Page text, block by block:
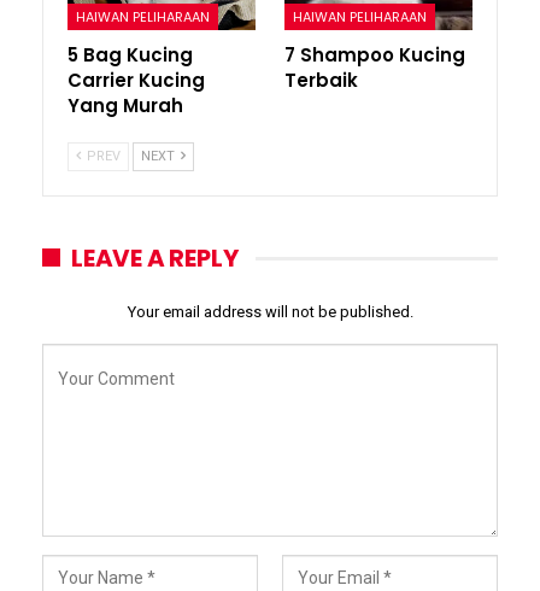
HAIWAN PELIHARAAN
5 Bag Kucing
Carrier Kucing
Yang Murah
HAIWAN PELIHARAAN
7 Shampoo Kucing
Terbaik
PREV NEXT
LEAVE A REPLY
Your email address will not be published.